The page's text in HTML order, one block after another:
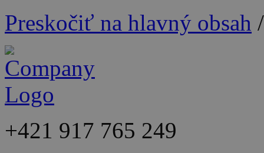
Preskočiť na hlavný obsah
+421 917 765 249